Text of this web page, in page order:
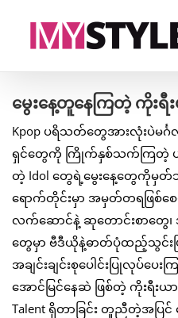
မွေးနေ့တူနေကြတဲ့ ကိုးရီ
Kpop ပရိသတ်တွေအားလုံးပဲမင်္ဂ
ရှင်တွေကို ကြိုက်နှစ်သက်ကြတဲ့
တဲ့ Idol တွေရဲ့မွေးနေ့တွေကိုမှတ်
ရောက်တိုင်းမှာ အမှတ်တရဖြစ်
လက်ဆောင်နဲ့ ဆုတောင်းစာတွေ၊
တွေမှာ ဗီဒီယိုနဲ့ဓာတ်ပုံထည့်သွင်း
အချင်းချင်းစုပေါင်းပြုလုပ်ပ
အောင်မြင်နေဆဲ ဖြစ်တဲ့ ကိုးရီးယ
Talent ရှိတာခြင်း တူညီတဲ့အပြ